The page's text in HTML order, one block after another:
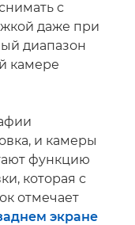
с
даже при
диапазон
камере
и камеры
функцию
которая с
отмечает
экране